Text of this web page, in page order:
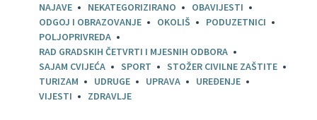
NAJAVE
NEKATEGORIZIRANO
OBAVIJESTI
ODGOJ I OBRAZOVANJE
OKOLIŠ
PODUZETNICI
POLJOPRIVREDA
RAD GRADSKIH ČETVRTI I MJESNIH ODBORA
SAJAM CVIJEĆA
SPORT
STOŽER CIVILNE ZAŠTITE
TURIZAM
UDRUGE UPRAVA
UREĐENJE
VIJESTI
ZDRAVLJE